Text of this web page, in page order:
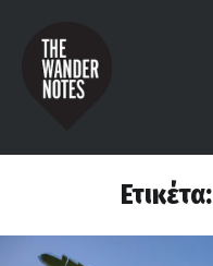
περιεχόμενο
the wander notes
Ετικέτα: